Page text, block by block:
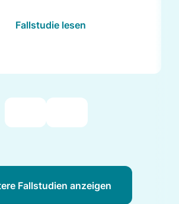
Fallstudie lesen
Fallstudien anzeigen